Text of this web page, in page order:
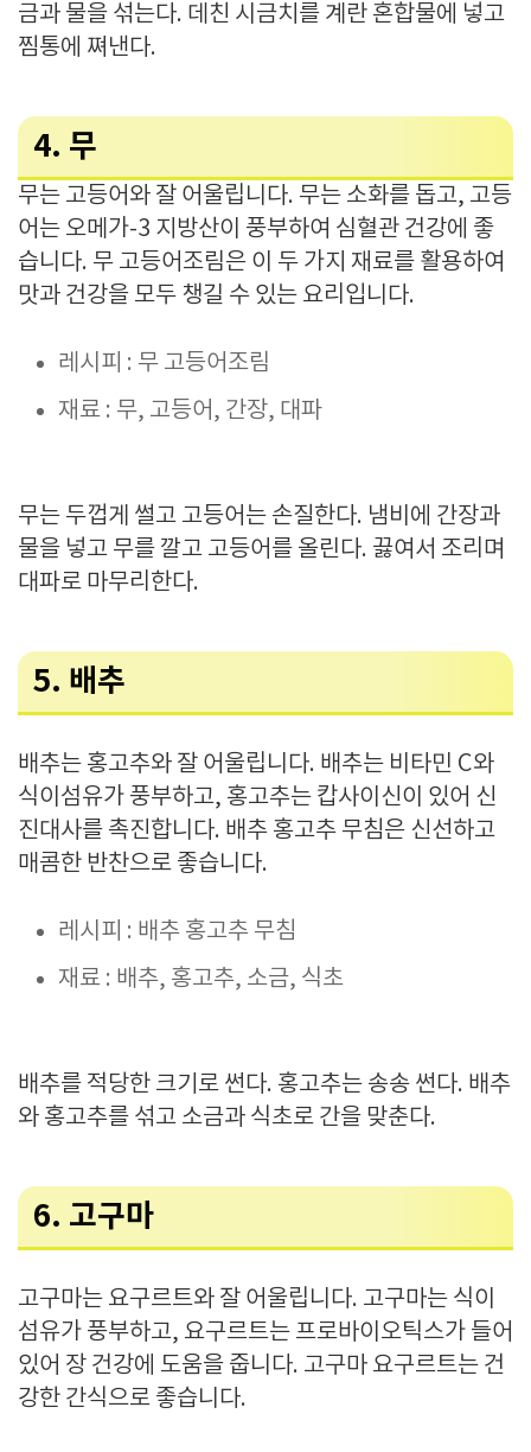
금과 물을 섞는다. 데친 시금치를 계란 혼합물에 넣고
찜통에 쪄낸다.
4. 무
무는 고등어와 잘 어울립니다. 무는 소화를 돕고, 고등
어는 오메가-3 지방산이 풍부하여 심혈관 건강에 좋
습니다. 무 고등어조림은 이 두 가지 재료를 활용하여
맛과 건강을 모두 챙길 수 있는 요리입니다.
레시피 : 무 고등어조림
재료 : 무, 고등어, 간장, 대파
무는 두껍게 썰고 고등어는 손질한다. 냄비에 간장과
물을 넣고 무를 깔고 고등어를 올린다. 끓여서 조리며
대파로 마무리한다.
5. 배추
배추는 홍고추와 잘 어울립니다. 배추는 비타민 C와
식이섬유가 풍부하고, 홍고추는 캅사이신이 있어 신
진대사를 촉진합니다. 배추 홍고추 무침은 신선하고
매콤한 반찬으로 좋습니다.
레시피 : 배추 홍고추 무침
재료 : 배추, 홍고추, 소금, 식초
배추를 적당한 크기로 썬다. 홍고추는 송송 썬다. 배추
와 홍고추를 섞고 소금과 식초로 간을 맞춘다.
6. 고구마
고구마는 요구르트와 잘 어울립니다. 고구마는 식이
섬유가 풍부하고, 요구르트는 프로바이오틱스가 들어
있어 장 건강에 도움을 줍니다. 고구마 요구르트는 건
강한 간식으로 좋습니다.